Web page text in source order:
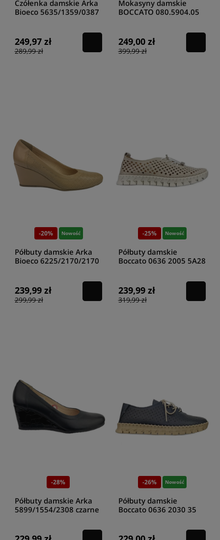
Czółenka damskie Arka
Bioeco 5635/1359/0387
249,97 zł
289,99 zł
Mokasyny damskie
BOCCATO 080.5904.05
249,00 zł
399,99 zł
-20% Nowość
Półbuty damskie Arka
Bioeco 6225/2170/2170
239,99 zł
299,99 zł
-25% Nowość
Półbuty damskie
Boccato 0636 2005 5A28
239,99 zł
319,99 zł
-28%
Półbuty damskie Arka
5899/1554/2308 czarne
-26% Nowość
Półbuty damskie
Boccato 0636 2030 35